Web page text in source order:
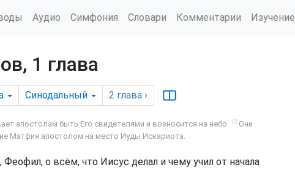
Аудио Симфония Словари Комментарии Изучение
1 глава
Синодальный 2 глава ›
апостолам быть Его свидетелями и возносится на небо. 12 Они
Матфия апостолом на место Иуды Искариота.
, Феофил, о всём, что Иисус делал и чему учил от начала